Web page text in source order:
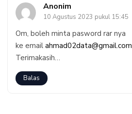
Anonim
10 Agustus 2023 pukul 15:45
Om, boleh minta pasword rar nya
ke email ahmad02data@gmail.com
Terimakasih…
Balas